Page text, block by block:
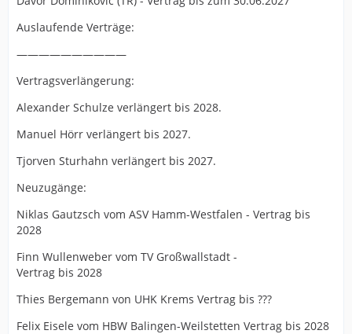
Auslaufende Verträge:
——————————
Vertragsverlängerung:
Alexander Schulze verlängert bis 2028.
Manuel Hörr verlängert bis 2027.
Tjorven Sturhahn verlängert bis 2027.
Neuzugänge:
Niklas Gautzsch vom ASV Hamm-Westfalen - Vertrag bis
2028
Finn Wullenweber vom TV Großwallstadt -
Vertrag bis 2028
Thies Bergemann von UHK Krems Vertrag bis ???
Felix Eisele vom HBW Balingen-Weilstetten Vertrag bis 2028